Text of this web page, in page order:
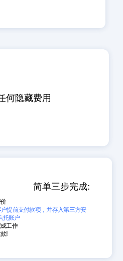
何隐藏费用
简单三步完成:
提前支付款项，并存入第三方安
托账户
成工作
!